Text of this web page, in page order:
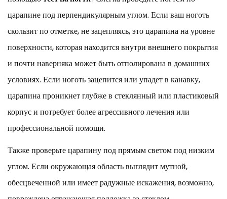
паста
из
3.3
Метод
3:
оксида
4
устранить
царапине под перпендикулярным углом. Если ваш ноготь
скользит по отметке, не зацепляясь, это царапина на уровне
поверхности, которая находится внутри внешнего покрытия
и почти наверняка может быть отполирована в домашних
условиях. Если ноготь зацепится или упадет в канавку,
царапина проникнет глубже в стеклянный или пластиковый
корпус и потребует более агрессивного лечения или
профессиональной помощи.
Также проверьте царапину под прямым светом под низким
углом. Если окружающая область выглядит мутной,
обесцвеченной или имеет радужные искажения, возможно,